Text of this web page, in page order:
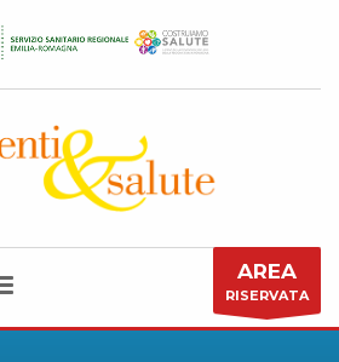
AREA
RISERVATA